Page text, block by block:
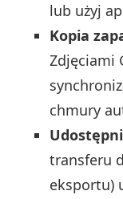
lub użyj
Kopia
Zdjęciami
chmury
transferu
eksportu)